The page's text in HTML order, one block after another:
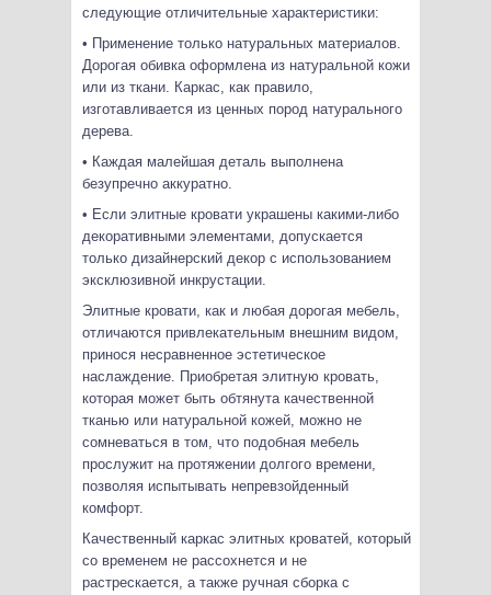
следующие отличительные характеристики:
• Применение только натуральных материалов.
Дорогая обивка оформлена из натуральной кожи
или из ткани. Каркас, как правило,
изготавливается из ценных пород натурального
дерева.
• Каждая малейшая деталь выполнена
безупречно аккуратно.
• Если элитные кровати украшены какими-либо
декоративными элементами, допускается
только дизайнерский декор с использованием
эксклюзивной инкрустации.
Элитные кровати, как и любая дорогая мебель,
отличаются привлекательным внешним видом,
принося несравненное эстетическое
наслаждение. Приобретая элитную кровать,
которая может быть обтянута качественной
тканью или натуральной кожей, можно не
сомневаться в том, что подобная мебель
прослужит на протяжении долгого времени,
позволяя испытывать непревзойденный
комфорт.
Качественный каркас элитных кроватей, который
со временем не рассохнется и не
растрескается, а также ручная сборка с